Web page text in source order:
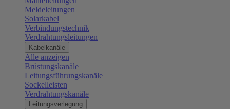
Meldeleitungen
Solarkabel
Verbindungstechnik
Verdrahtungsleitungen
Kabelkanäle
Alle anzeigen
Brüstungskanäle
Leitungsführungskanäle
Sockelleisten
Verdrahtungskanäle
Leitungsverlegung